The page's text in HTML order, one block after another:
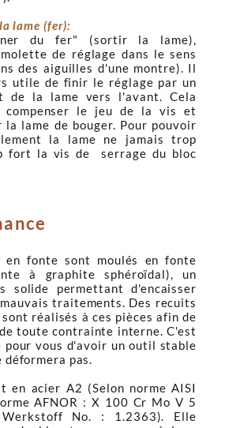
lame (fer):
du fer" (sortir la lame),
de réglage dans le sens
des aiguilles d'une montre). Il
utile de finir le réglage par un
de la lame vers l'avant. Cela
compenser le jeu de la vis et
la lame de bouger. Pour pouvoir
la lame ne jamais trop
fort la vis de serrage du bloc
en fonte sont moulés en fonte
à graphite sphéroïdal), un
solide permettant d'encaisser
traitements. Des recuits
réalisés à ces pièces afin de
toute contrainte interne. C'est
pour vous d'avoir un outil stable
déformera pas.
en acier A2 (Selon norme AISI
AFNOR : X 100 Cr Mo V 5
No. : 1.2363). Elle